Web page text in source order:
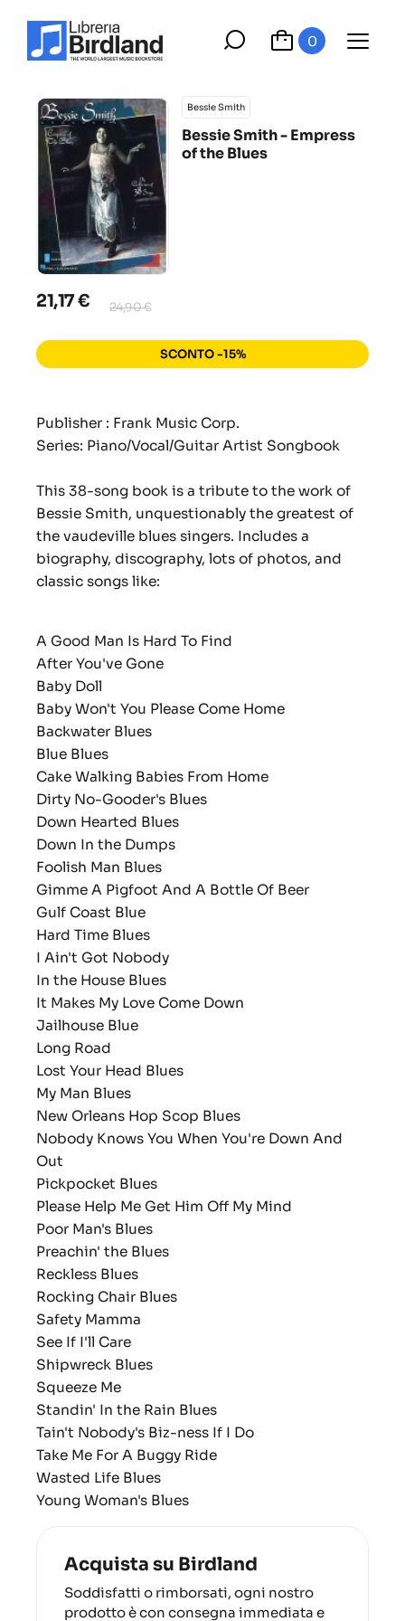
0
Bessie Smith
Bessie Smith - Empress
of the Blues
21,17 € 24,90 €
SCONTO -15%
Publisher : Frank Music Corp.
Series: Piano/Vocal/Guitar Artist Songbook
This 38-song book is a tribute to the work of
Bessie Smith, unquestionably the greatest of
the vaudeville blues singers. Includes a
biography, discography, lots of photos, and
classic songs like:
A Good Man Is Hard To Find
After You've Gone
Baby Doll
Baby Won't You Please Come Home
Backwater Blues
Blue Blues
Cake Walking Babies From Home
Dirty No-Gooder's Blues
Down Hearted Blues
Down In the Dumps
Foolish Man Blues
Gimme A Pigfoot And A Bottle Of Beer
Gulf Coast Blue
Hard Time Blues
I Ain't Got Nobody
In the House Blues
It Makes My Love Come Down
Jailhouse Blue
Long Road
Lost Your Head Blues
My Man Blues
New Orleans Hop Scop Blues
Nobody Knows You When You're Down And
Out
Pickpocket Blues
Please Help Me Get Him Off My Mind
Poor Man's Blues
Preachin' the Blues
Reckless Blues
Rocking Chair Blues
Safety Mamma
See If I'll Care
Shipwreck Blues
Squeeze Me
Standin' In the Rain Blues
Tain't Nobody's Biz-ness If I Do
Take Me For A Buggy Ride
Wasted Life Blues
Young Woman's Blues
Acquista su Birdland
Soddisfatti o rimborsati, ogni nostro
prodotto è con consegna immediata e